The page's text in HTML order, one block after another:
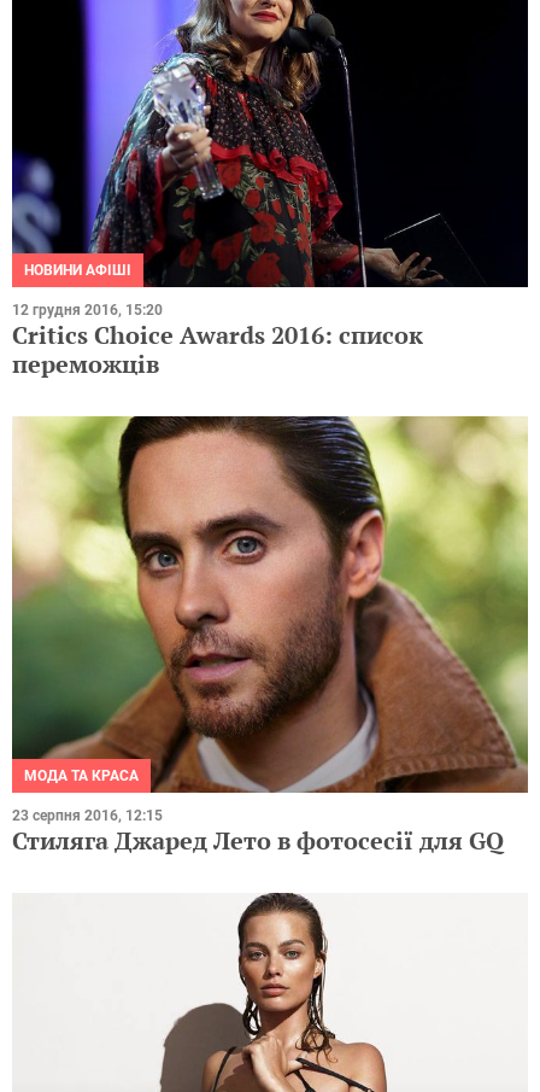
НОВИНИ АФІШІ
12 грудня 2016, 15:20
Critics Choice Awards 2016: список
переможців
МОДА ТА КРАСА
23 серпня 2016, 12:15
Стиляга Джаред Лето в фотосесії для GQ